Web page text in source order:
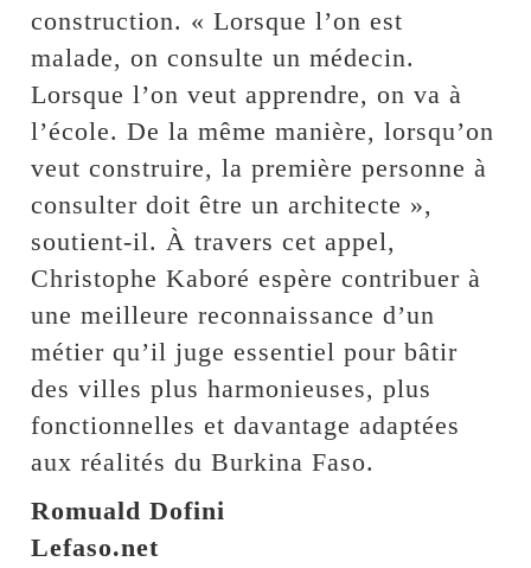
construction. « Lorsque l’on est
malade, on consulte un médecin.
Lorsque l’on veut apprendre, on va à
l’école. De la même manière, lorsqu’on
veut construire, la première personne à
consulter doit être un architecte »,
soutient-il. À travers cet appel,
Christophe Kaboré espère contribuer à
une meilleure reconnaissance d’un
métier qu’il juge essentiel pour bâtir
des villes plus harmonieuses, plus
fonctionnelles et davantage adaptées
aux réalités du Burkina Faso.
Romuald Dofini
Lefaso.net